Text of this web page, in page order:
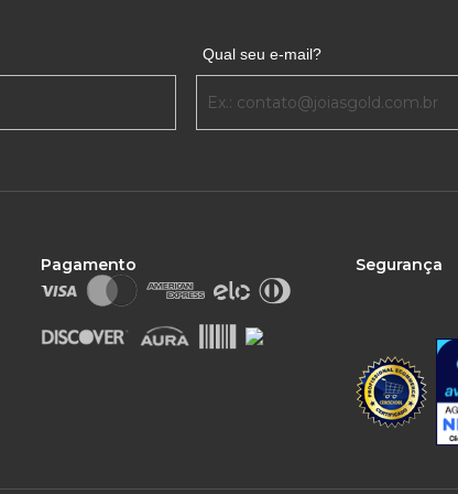
Qual seu e-mail?
Pagamento Segurança